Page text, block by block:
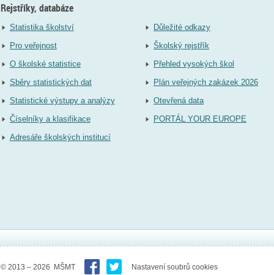
Rejstříky, databáze
Statistika školství
Pro veřejnost
O školské statistice
Sběry statistických dat
Statistické výstupy a analýzy
Číselníky a klasifikace
Adresáře školských institucí
Důležité odkazy
Školský rejstřík
Přehled vysokých škol
Plán veřejných zakázek 2026
Otevřená data
PORTÁL YOUR EUROPE
© 2013 – 2026 MŠMT Nastavení soubrů cookies